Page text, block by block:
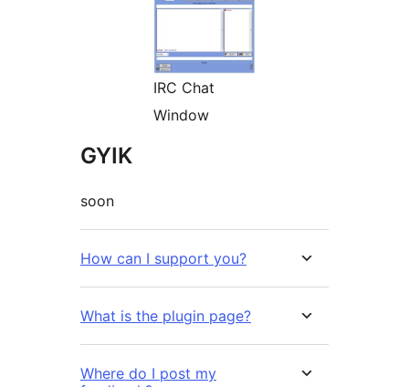
IRC Chat
Window
GYIK
soon
How can I support you?
What is the plugin page?
Where do I post my